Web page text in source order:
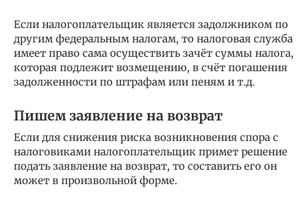
Если налогоплательщик является задолжником по
другим федеральным налогам, то налоговая служба
имеет право сама осуществить зачёт суммы налога,
которая подлежит возмещению, в счёт погашения
задолженности по штрафам или пеням и т.д.
Пишем заявление на возврат
Если для снижения риска возникновения спора с
налоговиками налогоплательщик примет решение
подать заявление на возврат, то составить его он
может в произвольной форме.